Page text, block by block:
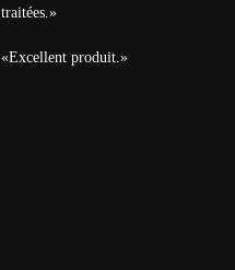
traitées.»
«Excellent produit. »